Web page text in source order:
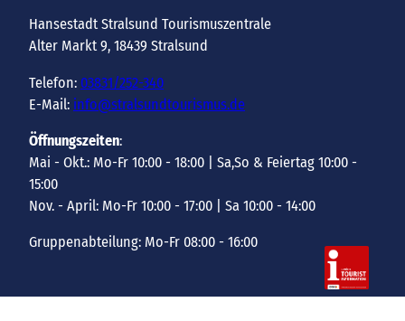
Hansestadt Stralsund Tourismuszentrale
Alter Markt 9, 18439 Stralsund
Telefon: 03831/252-340
E-Mail: info@stralsundtourismus.de
Öffnungszeiten:
Mai - Okt.: Mo-Fr 10:00 - 18:00 | Sa,So & Feiertag 10:00 -
15:00
Nov. - April: Mo-Fr 10:00 - 17:00 | Sa 10:00 - 14:00
Gruppenabteilung: Mo-Fr 08:00 - 16:00